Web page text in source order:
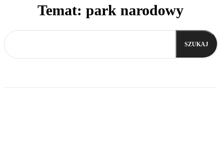
Temat: park narodowy
SZUKAJ